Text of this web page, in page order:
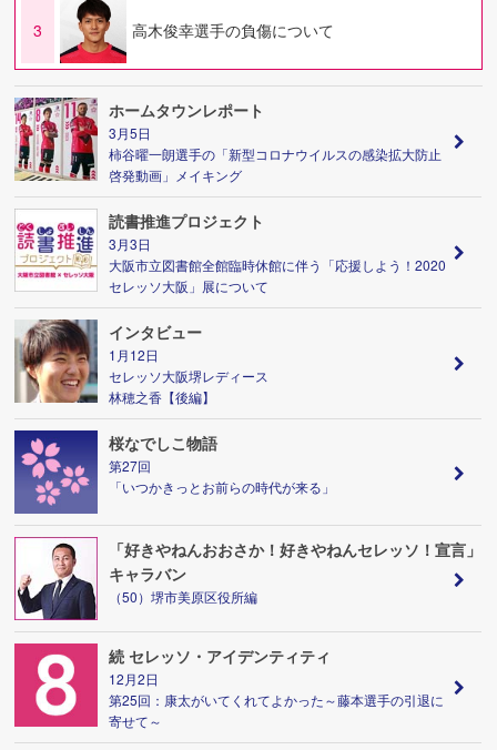
3 高木俊幸選手の負傷について
ホームタウンレポート
3月5日
柿谷曜一朗選手の「新型コロナウイルスの感染拡大防止
啓発動画」メイキング
読書推進プロジェクト
3月3日
大阪市立図書館全館臨時休館に伴う「応援しよう！2020
セレッソ大阪」展について
インタビュー
1月12日
セレッソ大阪堺レディース
林穂之香【後編】
桜なでしこ物語
第27回
「いつかきっとお前らの時代が来る」
「好きやねんおおさか！好きやねんセレッソ！宣言」
キャラバン
（50）堺市美原区役所編
続 セレッソ・アイデンティティ
12月2日
第25回：康太がいてくれてよかった～藤本選手の引退に
寄せて～